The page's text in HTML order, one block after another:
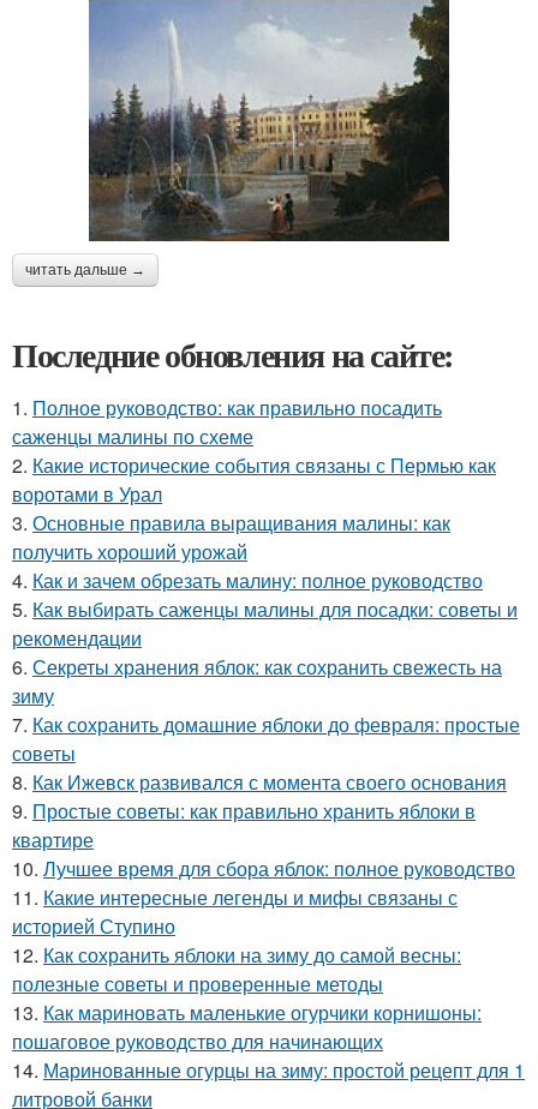
читать дальше →
Последние обновления на сайте:
1. Полное руководство: как правильно посадить
саженцы малины по схеме
2. Какие исторические события связаны с Пермью как
воротами в Урал
3. Основные правила выращивания малины: как
получить хороший урожай
4. Как и зачем обрезать малину: полное руководство
5. Как выбирать саженцы малины для посадки: советы и
рекомендации
6. Секреты хранения яблок: как сохранить свежесть на
зиму
7. Как сохранить домашние яблоки до февраля: простые
советы
8. Как Ижевск развивался с момента своего основания
9. Простые советы: как правильно хранить яблоки в
квартире
10. Лучшее время для сбора яблок: полное руководство
11. Какие интересные легенды и мифы связаны с
историей Ступино
12. Как сохранить яблоки на зиму до самой весны:
полезные советы и проверенные методы
13. Как мариновать маленькие огурчики корнишоны:
пошаговое руководство для начинающих
14. Маринованные огурцы на зиму: простой рецепт для 1
литровой банки